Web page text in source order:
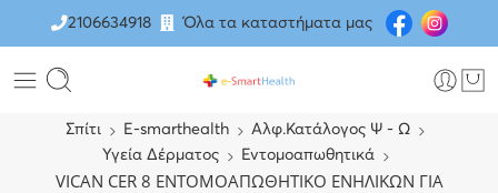
2106634918 Όλα τα καταστήματα μας
Σπίτι E-smarthealth
Αλφ.Κατάλογος Ψ - Ω
Υγεία Δέρματος
Εντομοαπωθητικά
VICAN CER 8 ΕΝΤΟΜΟΑΠΩΘΗΤΙΚΟ ΕΝΗΛΙΚΩΝ ΓΙΑ